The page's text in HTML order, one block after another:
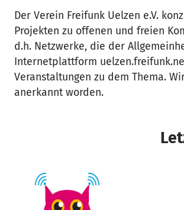
Der Verein Freifunk Uelzen e.V.
Projekten zu offenen und freien
d.h. Netzwerke, die der
Internetplattform
Veranstaltungen zu dem Thema.
anerkannt worden.